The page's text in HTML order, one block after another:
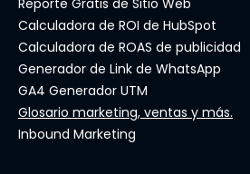
Calculadora de ROI de HubSpot
Calculadora de ROAS de publicidad
Generador de Link de WhatsApp
GA4 Generador UTM
Glosario marketing, ventas y más.
Inbound Marketing